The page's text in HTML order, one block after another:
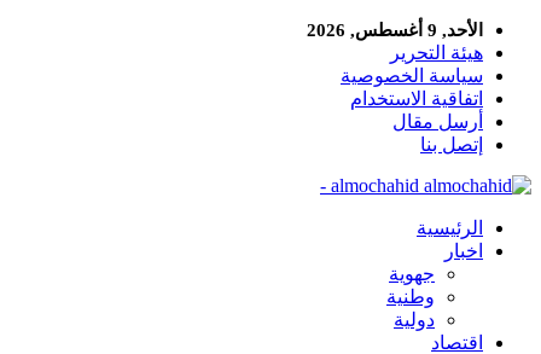
الأحد, 9 أغسطس, 2026
هيئة التحرير
سياسة الخصوصية
اتفاقية الاستخدام
أرسل مقال
إتصل بنا
almochahid -
الرئيسية
اخبار
جهوية
وطنية
دولية
اقتصاد